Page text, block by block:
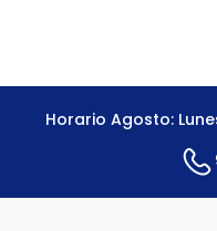
Horario Agosto: